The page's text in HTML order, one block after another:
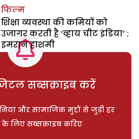
फिल्म
शिक्षा व्यवस्था की कमियों को
उजागर करती है ‘व्हाय चीट इंडिया’ :
इमरान हाशमी
सब्सक्राइब करें
और सामाजिक मुद्दों से जुड़ी हर
के लिए सब्सक्राइब करिए